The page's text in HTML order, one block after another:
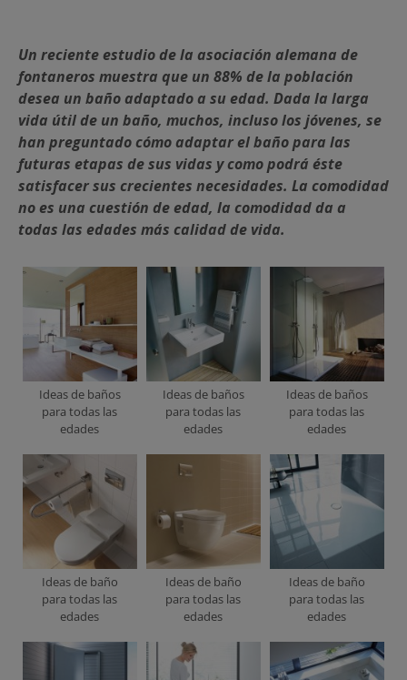
Un reciente estudio de la asociación alemana de
fontaneros muestra que un 88% de la población
desea un baño adaptado a su edad. Dada la larga
vida útil de un baño, muchos, incluso los jóvenes, se
han preguntado cómo adaptar el baño para las
futuras etapas de sus vidas y como podrá éste
satisfacer sus crecientes necesidades. La comodidad
no es una cuestión de edad, la comodidad da a
todas las edades más calidad de vida.
Ideas de baños
para todas las
edades
Ideas de baños
para todas las
edades
Ideas de baños
para todas las
edades
Ideas de baño
para todas las
edades
Ideas de baño
para todas las
edades
Ideas de baño
para todas las
edades